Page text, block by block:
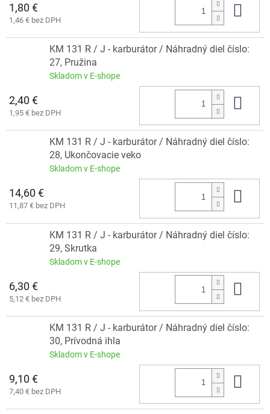
1,80 €
1,46 € bez DPH
KM 131 R / J - karburátor / Náhradný diel číslo:
27, Pružina
Skladom v E-shope
2,40 €
1,95 € bez DPH
KM 131 R / J - karburátor / Náhradný diel číslo:
28, Ukončovacie veko
Skladom v E-shope
14,60 €
11,87 € bez DPH
KM 131 R / J - karburátor / Náhradný diel číslo:
29, Skrutka
Skladom v E-shope
6,30 €
5,12 € bez DPH
KM 131 R / J - karburátor / Náhradný diel číslo:
30, Prívodná ihla
Skladom v E-shope
9,10 €
7,40 € bez DPH